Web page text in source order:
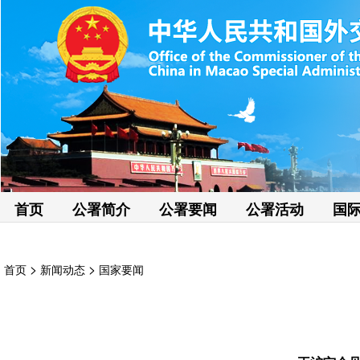
首页 公署简介 公署要闻 公署活动 国
首页 > 新闻动态 > 国家要闻